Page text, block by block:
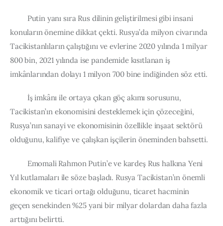
Academic Board
Policy and Communications Unit
Contacts
Putin yanı sıra Rus dilinin geliştirilmesi gibi insani
konuların önemine dikkat çekti. Rusya’da milyon civarında
Tacikistanlıların çalıştığını ve evlerine 2020 yılında 1 milyar
800 bin, 2021 yılında ise pandemide kısıtlanan iş
imkânlarından dolayı 1 milyon 700 bine indiğinden söz etti.
İş imkânı ile ortaya çıkan göç akımı sorusunu,
Tacikistan’ın ekonomisini desteklemek için çözeceğini,
Rusya’nın sanayi ve ekonomisinin özellikle inşaat sektörü
olduğunu, kalifiye ve çalışkan işçilerin öneminden bahsetti.
Emomali Rahmon Putin’e ve kardeş Rus halkına Yeni
Yıl kutlamaları ile söze başladı. Rusya Tacikistan’ın önemli
ekonomik ve ticari ortağı olduğunu, ticaret hacminin
geçen senekinden %25 yani bir milyar dolardan daha fazla
arttığını belirtti.